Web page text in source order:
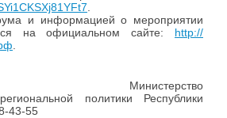
и информацией о мероприятии
на официальном сайте: http://
политики Республики
43-55